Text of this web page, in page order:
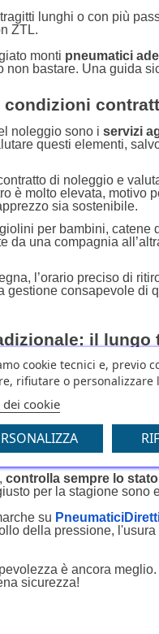
lunghi o con più
ZTL.
monti pneumatici
bastare. Una guida
condizioni
noleggio sono iservizi
questi elementi,
di noleggio e
è molto elevata, motivo
sia sostenibile.
per bambini,
una compagnia
l’orario preciso di
consapevole di
il lungo
valuta il
termine per privati
Una scelta
un mezzo efficiente per
controlla sempre lo
per la stagione
su
della pressione,
è ancora
sicurezza!
cookie tecnici e, previo
rifiutare o personalizzare
dei cookie